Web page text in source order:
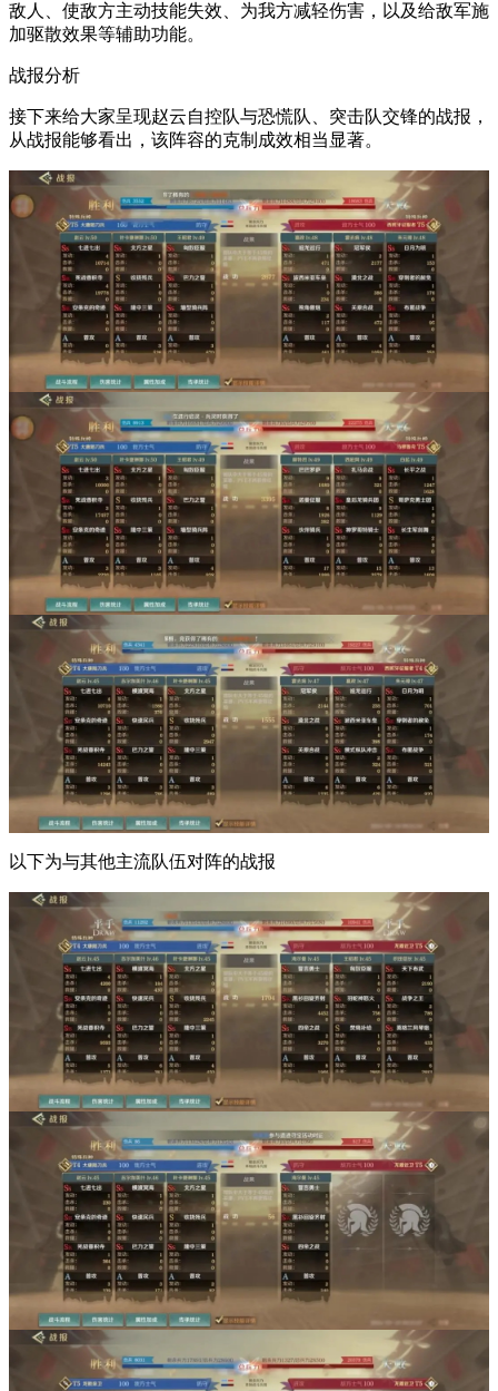
敌人、使敌方主动技能失效、为我方减轻伤害，以及给敌军施
加驱散效果等辅助功能。
战报分析
接下来给大家呈现赵云自控队与恐慌队、突击队交锋的战报，
从战报能够看出，该阵容的克制成效相当显著。
以下为与其他主流队伍对阵的战报